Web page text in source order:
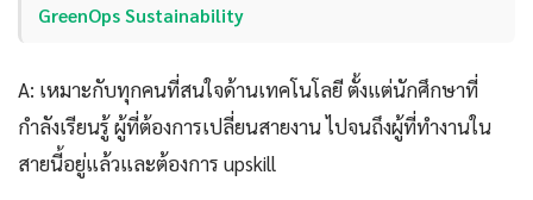
GreenOps Sustainability
A: เหมาะกับทุกคนที่สนใจด้านเทคโนโลยี ตั้งแต่นักศึกษาที่
กำลังเรียนรู้ ผู้ที่ต้องการเปลี่ยนสายงาน ไปจนถึงผู้ที่ทำงานใน
สายนี้อยู่แล้วและต้องการ upskill